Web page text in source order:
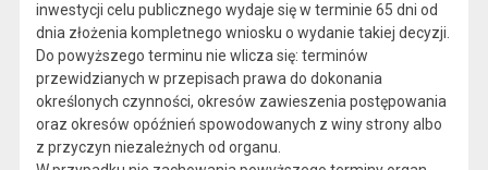
inwestycji celu publicznego wydaje się w terminie 65 dni od
dnia złożenia kompletnego wniosku o wydanie takiej decyzji.
Do powyższego terminu nie wlicza się: terminów
przewidzianych w przepisach prawa do dokonania
określonych czynności, okresów zawieszenia postępowania
oraz okresów opóźnień spowodowanych z winy strony albo
z przyczyn niezależnych od organu.